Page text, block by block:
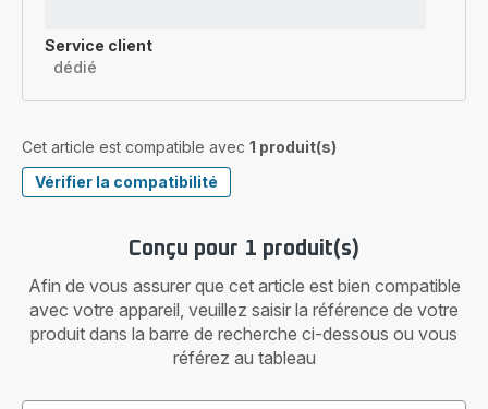
Service client
dédié
Cet article est compatible avec 1 produit(s)
Vérifier la compatibilité
Conçu pour 1 produit(s)
Afin de vous assurer que cet article est bien compatible
avec votre appareil, veuillez saisir la référence de votre
produit dans la barre de recherche ci-dessous ou vous
référez au tableau